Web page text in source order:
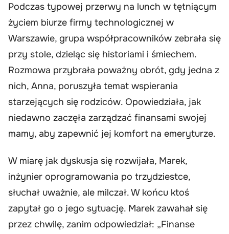
Podczas typowej przerwy na lunch w tętniącym
życiem biurze firmy technologicznej w
Warszawie, grupa współpracowników zebrała się
przy stole, dzieląc się historiami i śmiechem.
Rozmowa przybrała poważny obrót, gdy jedna z
nich, Anna, poruszyła temat wspierania
starzejących się rodziców. Opowiedziała, jak
niedawno zaczęła zarządzać finansami swojej
mamy, aby zapewnić jej komfort na emeryturze.
W miarę jak dyskusja się rozwijała, Marek,
inżynier oprogramowania po trzydziestce,
słuchał uważnie, ale milczał. W końcu ktoś
zapytał go o jego sytuację. Marek zawahał się
przez chwilę, zanim odpowiedział: „Finanse